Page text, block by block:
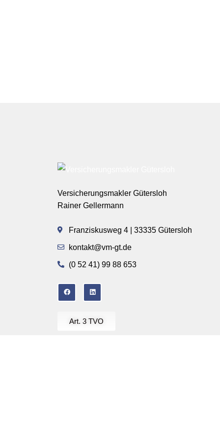
Versicherungsmakler Gütersloh
Rainer Gellermann
Franziskusweg 4 | 33335 Gütersloh
kontakt@vm-gt.de
(0 52 41) 99 88 653
Art. 3 TVO